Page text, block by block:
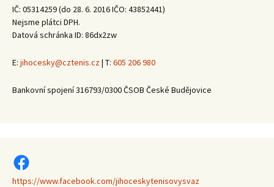
IČ: 05314259 (do 28. 6. 2016 IČO: 43852441)
Nejsme plátci DPH.
Datová schránka ID: 86dx2zw
E: jihocesky@cztenis.cz| T: 605 206 980
Bankovní spojení 316793/0300 ČSOB České Budějovice
https://www.facebook.com/jihoceskytenisovysvaz
https://www.facebook.com/jihoceskytenisovysvaz